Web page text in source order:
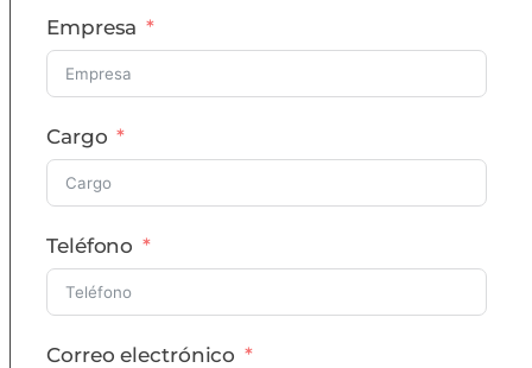
Empresa
Cargo
Teléfono
Correo electrónico